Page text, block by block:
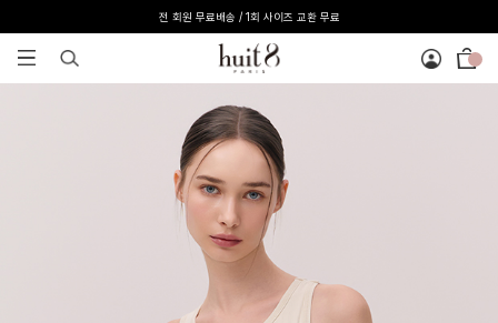
[온라인 익스클루시브] 온라인 회원 단독 40%